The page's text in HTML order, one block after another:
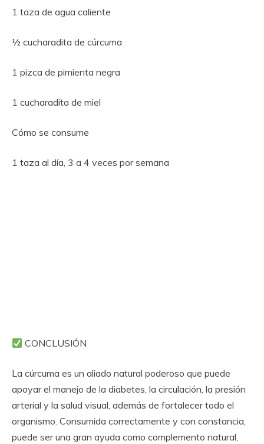
1 taza de agua caliente
½ cucharadita de cúrcuma
1 pizca de pimienta negra
1 cucharadita de miel
Cómo se consume
1 taza al día, 3 a 4 veces por semana
CONCLUSIÓN
La cúrcuma es un aliado natural poderoso que puede
apoyar el manejo de la diabetes, la circulación, la presión
arterial y la salud visual, además de fortalecer todo el
organismo. Consumida correctamente y con constancia,
puede ser una gran ayuda como complemento natural,